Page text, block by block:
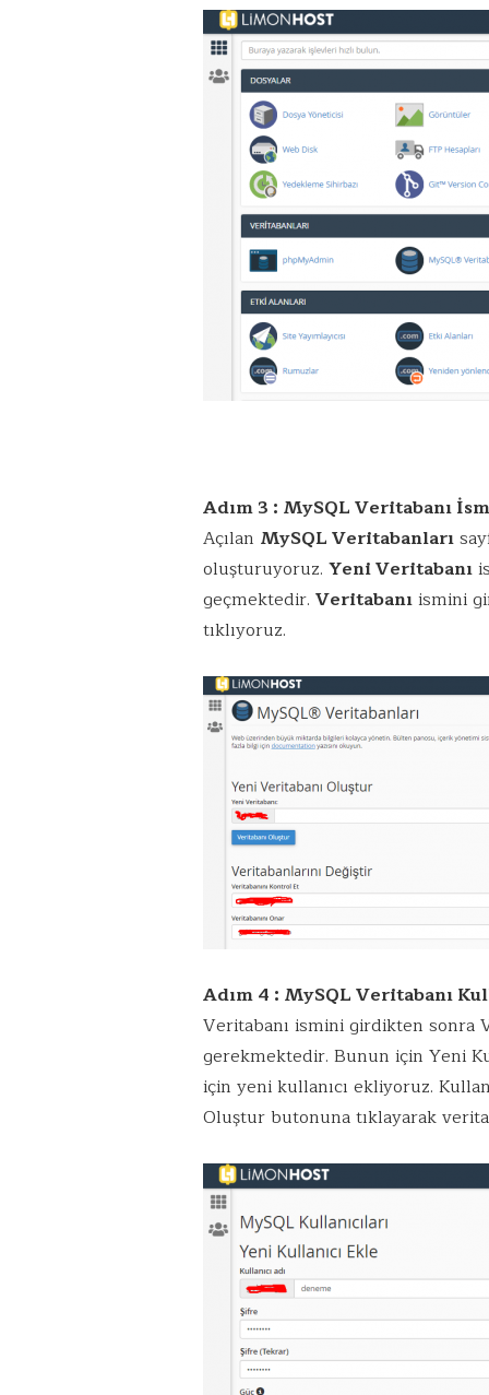
Adım 3 : MySQL Veritabanı
Açılan MySQL Veritabanları
oluşturuyoruz. Yeni Veritabanı
geçmektedir. Veritabanıismini
tıklıyoruz.
Adım 4 : MySQL Veritabanı
Veritabanı ismini girdikten sonra
gerekmektedir. Bunun için Yeni
için yeni kullanıcı ekliyoruz.
Oluştur butonuna tıklayarak